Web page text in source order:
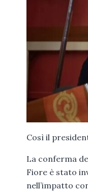
Così il
La conferma
Fiore è stato
nell’impatto